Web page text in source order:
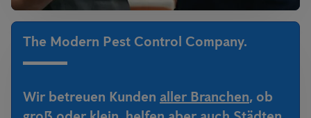
The Modern Pest Control Company.
Wir betreuen Kunden aller Branchen, ob